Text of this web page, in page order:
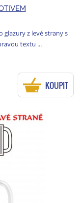
glazury z levé strany s
textu ...
KOUPIT